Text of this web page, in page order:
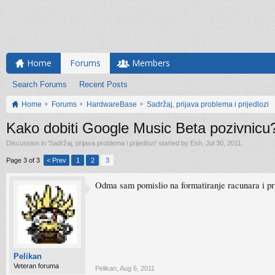
Home Forums
Search Forums Recent Posts
Members
Home Forums HardwareBase Sadržaj, prijava problema i prijedlozi
Kako dobiti Google Music Beta
Discussion in 'Sadržaj, prijava problema i prijedlozi' started by Esh Jul 30, 2011
Page 3 of 3 < Prev 1 2 3
Pelikan
Veteran foruma
Odma sam pomislio na formatiranje racunara i
Pelikan Aug 6, 2011